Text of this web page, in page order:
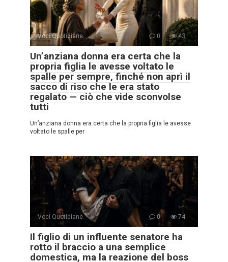
Voci Quotidiane 0 43
Un’anziana donna era certa che la
propria figlia le avesse voltato le
spalle per sempre, finché non aprì il
sacco di riso che le era stato
regalato — ciò che vide sconvolse
tutti
Un’anziana donna era certa che la propria figlia le avesse
voltato le spalle per
Voci Quotidiane 0 74
Il figlio di un influente senatore ha
rotto il braccio a una semplice
domestica, ma la reazione del boss